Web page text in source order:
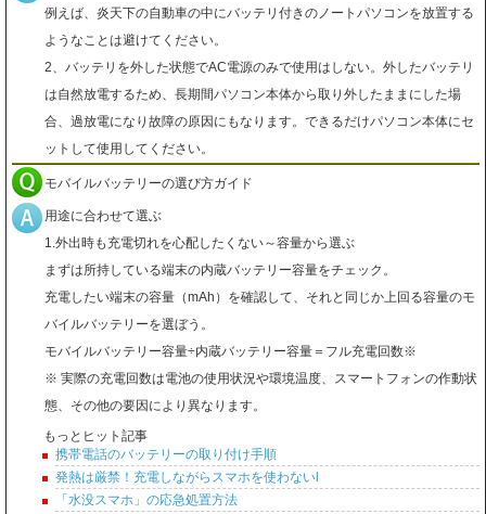
例えば、炎天下の自動車の中にバッテリ付きのノートパソコンを放置する
ようなことは避けてください。
2、バッテリを外した状態でAC電源のみで使用はしない。外したバッテリ
は自然放電するため、長期間パソコン本体から取り外したままにした場
合、過放電になり故障の原因にもなります。できるだけパソコン本体にセ
ットして使用してください。
モバイルバッテリーの選び方ガイド
用途に合わせて選ぶ
1.外出時も充電切れを心配したくない～容量から選ぶ
まずは所持している端末の内蔵バッテリー容量をチェック。
充電したい端末の容量（mAh）を確認して、それと同じか上回る容量のモ
バイルバッテリーを選ぼう。
モバイルバッテリー容量÷内蔵バッテリー容量＝フル充電回数※
※ 実際の充電回数は電池の使用状況や環境温度、スマートフォンの作動状
態、その他の要因により異なります。
もっとヒット記事
携帯電話のバッテリーの取り付け手順
発熱は厳禁！充電しながらスマホを使わないl
「水没スマホ」の応急処置方法